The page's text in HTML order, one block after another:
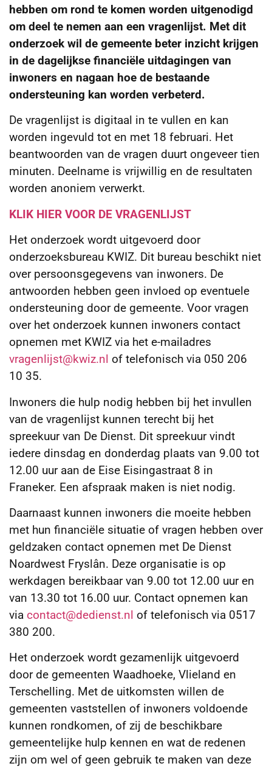
hebben om rond te komen worden uitgenodigd
om deel te nemen aan een vragenlijst. Met dit
onderzoek wil de gemeente beter inzicht krijgen
in de dagelijkse financiële uitdagingen van
inwoners en nagaan hoe de bestaande
ondersteuning kan worden verbeterd.
De vragenlijst is digitaal in te vullen en kan
worden ingevuld tot en met 18 februari. Het
beantwoorden van de vragen duurt ongeveer tien
minuten. Deelname is vrijwillig en de resultaten
worden anoniem verwerkt.
KLIK HIER VOOR DE VRAGENLIJST
Het onderzoek wordt uitgevoerd door
onderzoeksbureau KWIZ. Dit bureau beschikt niet
over persoonsgegevens van inwoners. De
antwoorden hebben geen invloed op eventuele
ondersteuning door de gemeente. Voor vragen
over het onderzoek kunnen inwoners contact
opnemen met KWIZ via het e-mailadres
vragenlijst@kwiz.nl of telefonisch via 050 206
10 35.
Inwoners die hulp nodig hebben bij het invullen
van de vragenlijst kunnen terecht bij het
spreekuur van De Dienst. Dit spreekuur vindt
iedere dinsdag en donderdag plaats van 9.00 tot
12.00 uur aan de Eise Eisingastraat 8 in
Franeker. Een afspraak maken is niet nodig.
Daarnaast kunnen inwoners die moeite hebben
met hun financiële situatie of vragen hebben over
geldzaken contact opnemen met De Dienst
Noardwest Fryslân. Deze organisatie is op
werkdagen bereikbaar van 9.00 tot 12.00 uur en
van 13.30 tot 16.00 uur. Contact opnemen kan
via contact@dedienst.nl of telefonisch via 0517
380 200.
Het onderzoek wordt gezamenlijk uitgevoerd
door de gemeenten Waadhoeke, Vlieland en
Terschelling. Met de uitkomsten willen de
gemeenten vaststellen of inwoners voldoende
kunnen rondkomen, of zij de beschikbare
gemeentelijke hulp kennen en wat de redenen
zijn om wel of geen gebruik te maken van deze